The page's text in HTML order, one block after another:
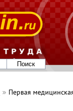
Первая